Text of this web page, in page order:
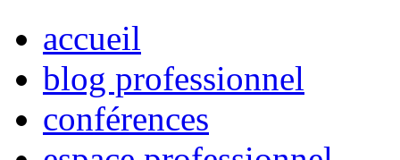
accueil
blog professionnel
conférences